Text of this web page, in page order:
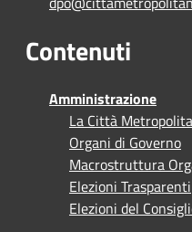
Contenuti
Amministrazione
La Città
Organi di Governo
Macrostruttura
Elezioni Trasparenti
Elezioni del